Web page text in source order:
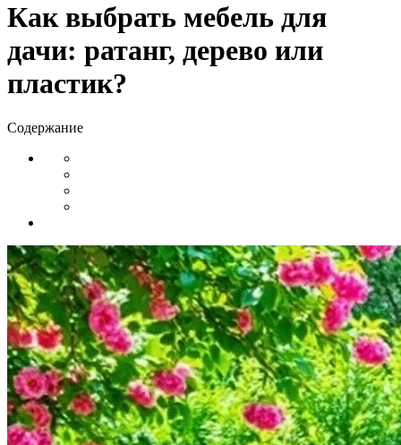
Как выбрать мебель для
дачи: ратанг, дерево или
пластик?
Содержание